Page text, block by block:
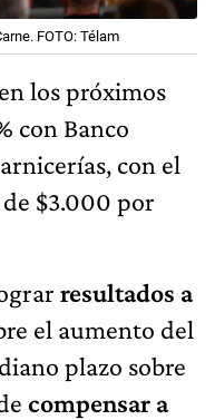
FOTO: Télam
los próximos
con Banco
con el
$3.000 por
resultados a
el aumento del
plazo sobre
compensar a